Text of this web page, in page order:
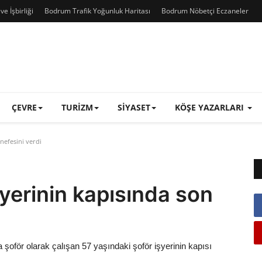
İşbirliği Bodrum Trafik Yoğunluk Haritası Bodrum Nöbetçi Eczaneler
ÇEVRE TURIZM SIYASET KÖŞE YAZARLARI
verdi
kapısında son
olarak çalışan 57 yaşındaki şoför işyerinin kapısı